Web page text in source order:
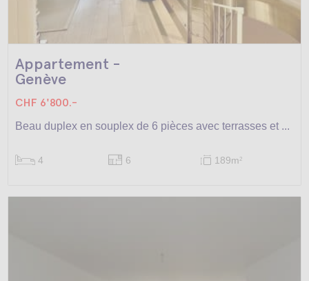
Appartement -
Genève
CHF 6'800.-
Beau duplex en souplex de 6 pièces avec terrasses et ...
4 6 189m2